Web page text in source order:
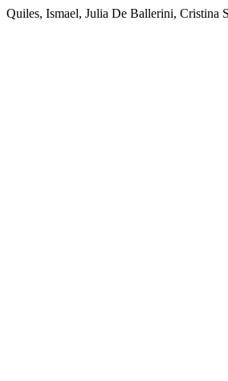
Quiles, Ismael, Julia De Ballerini, Cristina